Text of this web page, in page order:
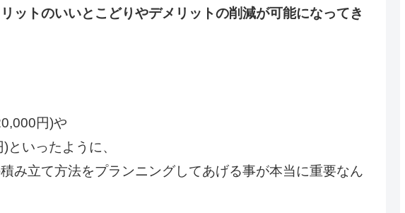
ットのいいとこどりやデメリットの削減が可能になってき
円)や
いったように、
み立て方法をプランニングしてあげる事が本当に重要なん